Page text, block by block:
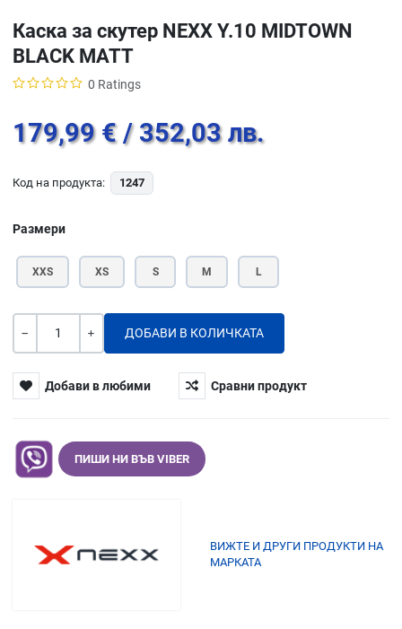
Каска за скутер NEXX Y.10 MIDTOWN
BLACK MATT
0 Ratings
179,99 € / 352,03 лв.
Код на продукта: 1247
Размери
XXS XS S M L
Количество
Добави в любими Сравни продукт
ПИШИ НИ ВЪВ VIBER
ВИЖТЕ И ДРУГИ ПРОДУКТИ НА
МАРКАТА